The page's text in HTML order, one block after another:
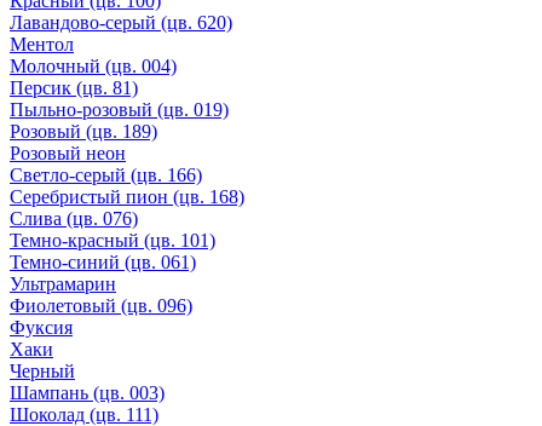
Лавандово-серый (цв. 620)
Ментол
Молочный (цв. 004)
Персик (цв. 81)
Пыльно-розовый (цв. 019)
Розовый (цв. 189)
Розовый неон
Светло-серый (цв. 166)
Серебристый пион (цв. 168)
Слива (цв. 076)
Темно-красный (цв. 101)
Темно-синий (цв. 061)
Ультрамарин
Фиолетовый (цв. 096)
Фуксия
Хаки
Черный
Шампань (цв. 003)
Шоколад (цв. 111)